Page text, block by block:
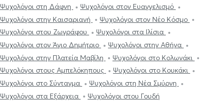
Ψυχολόγοι στη Δάφνη
Ψυχολόγοι στον Ευαγγελισμό
Ψυχολόγοι στην Καισαριανή
Ψυχολόγοι στον Νέο Κόσμο
Ψυχολόγοι στου Ζωγράφου
Ψυχολόγοι στα Ιλίσια
Ψυχολόγοι στον Άγιο Δημήτριο
Ψυχολόγοι στην Αθήνα
Ψυχολόγοι στην Πλατεία Μαβίλη
Ψυχολόγοι στο Κολωνάκι
Ψυχολόγοι στους Αμπελόκηπους
Ψυχολόγοι στο Κουκάκι
Ψυχολόγοι στο Σύνταγμα
Ψυχολόγοι στη Νέα Σμύρνη
Ψυχολόγοι στα Εξάρχεια
Ψυχολόγοι στου Γουδή